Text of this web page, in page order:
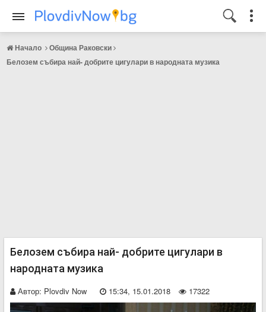
Начало
Община Раковски
Белозем събира най- добрите цигулари в народната музика
Белозем събира най- добрите цигулари в
народната музика
Автор: Plovdiv Now 15:34, 15.01.2018 17322